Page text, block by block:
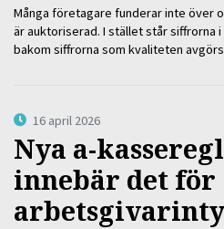
Många företagare funderar inte över
är auktoriserad. I stället står siffrorna
bakom siffrorna som kvaliteten
16 april 2026
Nya a-
innebär det för